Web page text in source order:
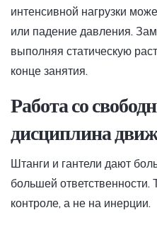
интенсивной нагрузки
или падение давления.
выполняя статическую
конце занятия.
Работа со
дисциплина
Штанги и гантели дают
большей ответственности.
контроле, а не на инерции.